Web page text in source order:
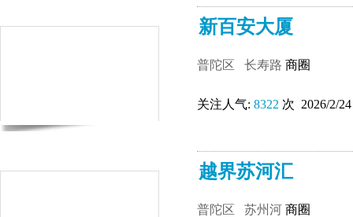
新百安大厦
普陀区 长寿路 商圈
关注人气: 8322 次 2026/2/24
越界苏河汇
普陀区 苏州河 商圈